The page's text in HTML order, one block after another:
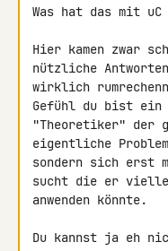
Was hat das mit
Hier kamen zwar
nützliche
wirklich
Gefühl du bist ein
"Theoretiker" der
eigentliche
sondern sich erst
sucht die er
anwenden könnte.
Du kannst ja eh